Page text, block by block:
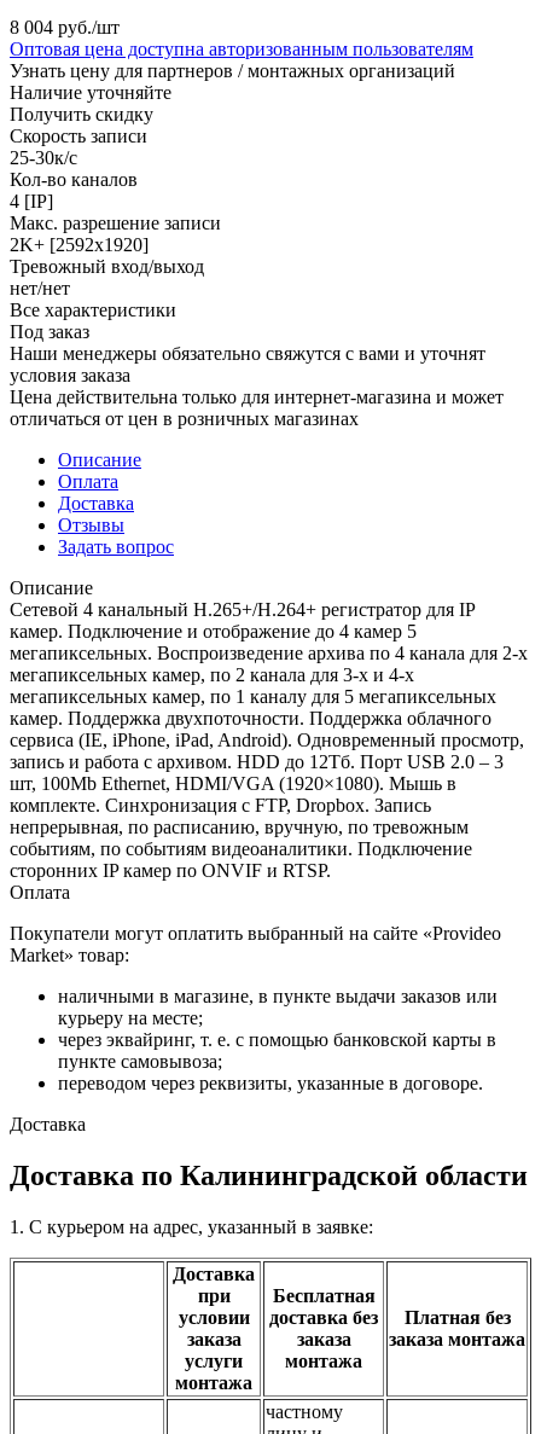
8 004 руб./шт
Оптовая цена доступна авторизованным пользователям
Узнать цену для партнеров / монтажных организаций
Наличие уточняйте
Получить скидку
Скорость записи
25-30к/с
Кол-во каналов
4 [IP]
Макс. разрешение записи
2K+ [2592х1920]
Тревожный вход/выход
нет/нет
Все характеристики
Под заказ
Наши менеджеры обязательно свяжутся с вами и уточнят
условия заказа
Цена действительна только для интернет-магазина и может
отличаться от цен в розничных магазинах
Описание
Оплата
Доставка
Отзывы
Задать вопрос
Описание
Сетевой 4 канальный H.265+/H.264+ регистратор для IP
камер. Подключение и отображение до 4 камер 5
мегапиксельных. Воспроизведение архива по 4 канала для 2-х
мегапиксельных камер, по 2 канала для 3-х и 4-х
мегапиксельных камер, по 1 каналу для 5 мегапиксельных
камер. Поддержка двухпоточности. Поддержка облачного
сервиса (IE, iPhone, iPad, Android). Одновременный просмотр,
запись и работа с архивом. HDD до 12Тб. Порт USB 2.0 – 3
шт, 100Mb Ethernet, HDMI/VGA (1920×1080). Мышь в
комплекте. Синхронизация с FTP, Dropbox. Запись
непрерывная, по расписанию, вручную, по тревожным
событиям, по событиям видеоаналитики. Подключение
сторонних IP камер по ONVIF и RTSP.
Оплата
Покупатели могут оплатить выбранный на сайте «Provideo
Market» товар:
наличными в магазине, в пункте выдачи заказов или
курьеру на месте;
через эквайринг, т. е. с помощью банковской карты в
пункте самовывоза;
переводом через реквизиты, указанные в договоре.
Доставка
Доставка по Калининградской области
1. С курьером на адрес, указанный в заявке:
Доставка
при
условии
заказа
услуги
монтажа
Бесплатная
доставка без
заказа
монтажа
Платная без
заказа монтажа
частному